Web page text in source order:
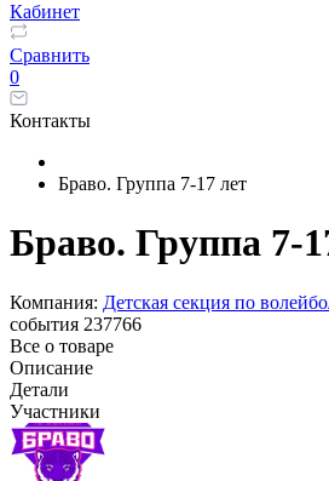
Кабинет
Сравнить
0
Контакты
Браво. Группа 7-17 лет
Браво. Группа 7-
Компания: Детская секция по
события 237766
Все о товаре
Описание
Детали
Участники